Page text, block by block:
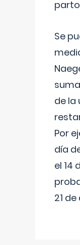
Se
de la
Por
día
el 14
21